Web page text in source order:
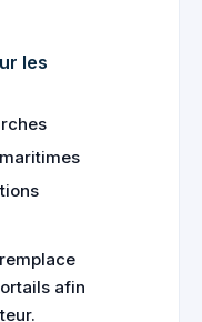
les
afin